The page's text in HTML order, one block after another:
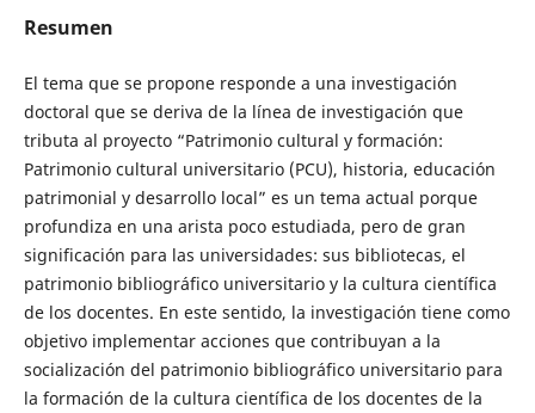
Resumen
El tema que se propone responde a una investigación
doctoral que se deriva de la línea de investigación que
tributa al proyecto “Patrimonio cultural y formación:
Patrimonio cultural universitario (PCU), historia, educación
patrimonial y desarrollo local” es un tema actual porque
profundiza en una arista poco estudiada, pero de gran
significación para las universidades: sus bibliotecas, el
patrimonio bibliográfico universitario y la cultura científica
de los docentes. En este sentido, la investigación tiene como
objetivo implementar acciones que contribuyan a la
socialización del patrimonio bibliográfico universitario para
la formación de la cultura científica de los docentes de la